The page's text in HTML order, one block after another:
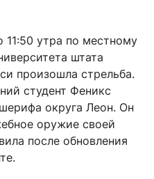
11:50 утра по местному
штата
произошла стрельба.
студент Феникс
округа Леон. Он
оружие своей
после обновления